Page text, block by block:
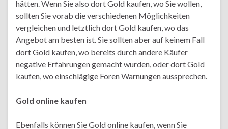
hätten. Wenn Sie also dort Gold kaufen, wo Sie wollen,
sollten Sie vorab die verschiedenen Möglichkeiten
vergleichen und letztlich dort Gold kaufen, wo das
Angebot am besten ist. Sie sollten aber auf keinem Fall
dort Gold kaufen, wo bereits durch andere Käufer
negative Erfahrungen gemacht wurden, oder dort Gold
kaufen, wo einschlägige Foren Warnungen aussprechen.
Gold online kaufen
Ebenfalls können Sie Gold online kaufen, wenn Sie